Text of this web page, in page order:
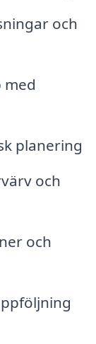
och
med
planering
och
och